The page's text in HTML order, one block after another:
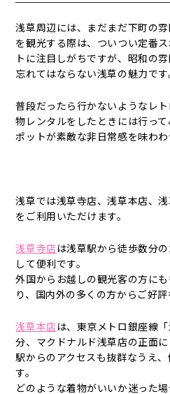
浅草周辺には、まだまだ下町の
を観光する際は、ついつい定番
トに注目しがちですが、昭和の
忘れてはならない浅草の魅力です
普段だったら行かないようなレ
物レンタルをしたときには行っ
ポットが素敵な非日常感を味わわ
浅草では浅草寺店、浅草本店、
をご利用いただけます。
浅草寺店は浅草駅から徒歩数分
して便利です。
外国からお越しの観光客の方に
り、国内外の多くの方からご好評
浅草本店は、東京メトロ銀座線
分、マクドナルド浅草店の正面に
駅からのアクセスも抜群なうえ
す。
どのような着物がいいか迷った